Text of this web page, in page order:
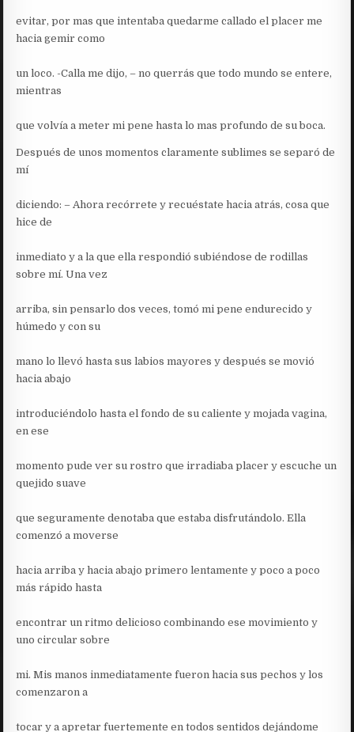
evitar, por mas que intentaba quedarme callado el placer me
hacia gemir como
un loco. -Calla me dijo, – no querrás que todo mundo se entere,
mientras
que volvía a meter mi pene hasta lo mas profundo de su boca.
Después de unos momentos claramente sublimes se separó de
mí
diciendo: – Ahora recórrete y recuéstate hacia atrás, cosa que
hice de
inmediato y a la que ella respondió subiéndose de rodillas
sobre mí. Una vez
arriba, sin pensarlo dos veces, tomó mi pene endurecido y
húmedo y con su
mano lo llevó hasta sus labios mayores y después se movió
hacia abajo
introduciéndolo hasta el fondo de su caliente y mojada vagina,
en ese
momento pude ver su rostro que irradiaba placer y escuche un
quejido suave
que seguramente denotaba que estaba disfrutándolo. Ella
comenzó a moverse
hacia arriba y hacia abajo primero lentamente y poco a poco
más rápido hasta
encontrar un ritmo delicioso combinando ese movimiento y
uno circular sobre
mi. Mis manos inmediatamente fueron hacia sus pechos y los
comenzaron a
tocar y a apretar fuertemente en todos sentidos dejándome